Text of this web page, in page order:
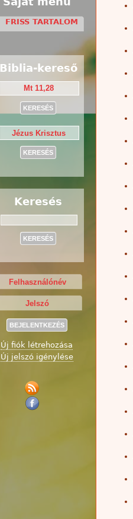
FRISS TARTALOM
Biblia-kereső
Keresés
Új fiók létrehozása
Új jelszó igénylése